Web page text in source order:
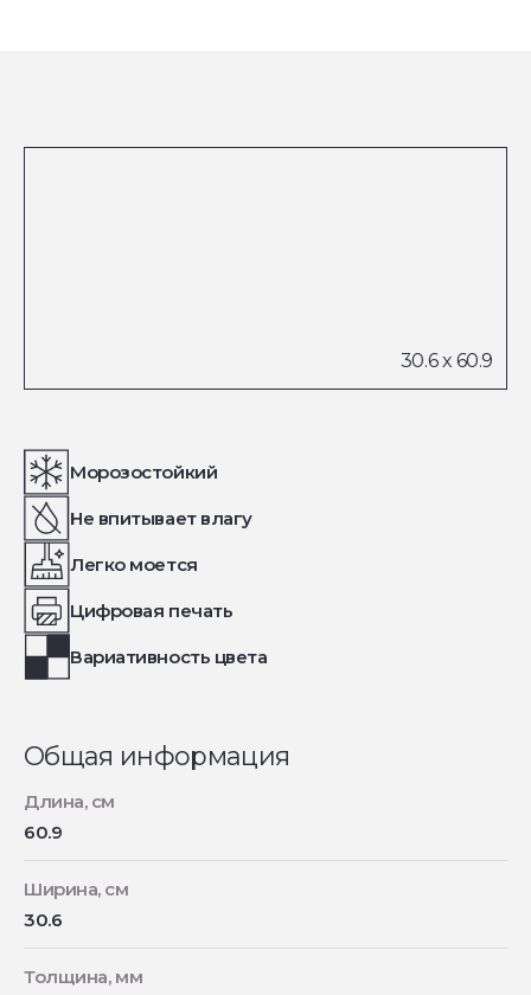
Морозостойкий
Не впитывает влагу
Легко моется
Цифровая печать
Вариативность цвета
Общая информация
Длина, см
60.9
Ширина, см
30.6
Толщина, мм